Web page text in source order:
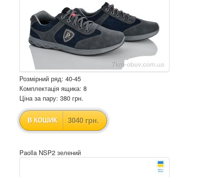
Розмірний ряд: 40-45
Комплектація ящика: 8
Ціна за пару: 380 грн.
В КОШИК 3040 грн.
Paolla NSP2 зелений